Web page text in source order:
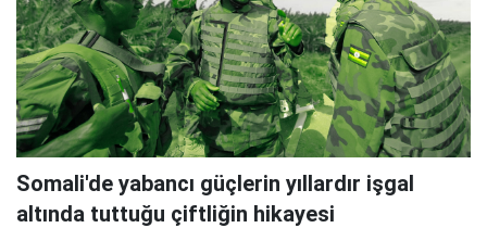
Somali'de yabancı güçlerin yıllardır işgal
altında tuttuğu çiftliğin hikayesi